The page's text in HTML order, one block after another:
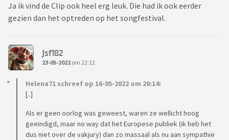
Ja ik vind de Clip ook heel erg leuk. Die had ik ook eerder
gezien dan het optreden op het songfestival.
Jsf182
23-05-2022 om 22:12
Helena71 schreef op 16-05-2022 om 20:14:
[..]
Als er geen oorlog was geweest, waren ze wellicht hoog
geeindigd, maar no way dat het Europese publiek (ik heb het
dus niet over de vakjury) dan zo massaal als nu aan sympathie